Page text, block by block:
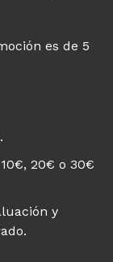
es de 5
20€ o 30€
y